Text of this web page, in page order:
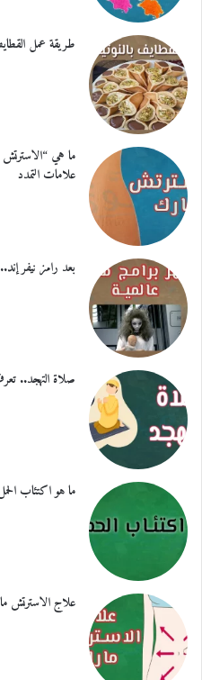
طريقة عمل
ما هي
علامات التمدد
بعد رامز نيفر إند.. 8 برامج مقالب عالمية أثارت الجدل (فيديو)
صلاة التهجد..
ما هو اكتئاب
علاج الاسترتش